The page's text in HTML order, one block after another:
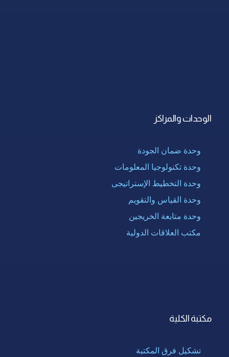
الوحدات والمراكز
وحدة ضمان الجودة
وحدة تكنولوجيا المعلومات
وحدة التخطيط الإستراتيجى
وحدة القياس والتقويم
وحدة متابعة الخريجين
مكتب العلاقات الدولية
مكتبة الكلية
تشكيل فرق المكتبة